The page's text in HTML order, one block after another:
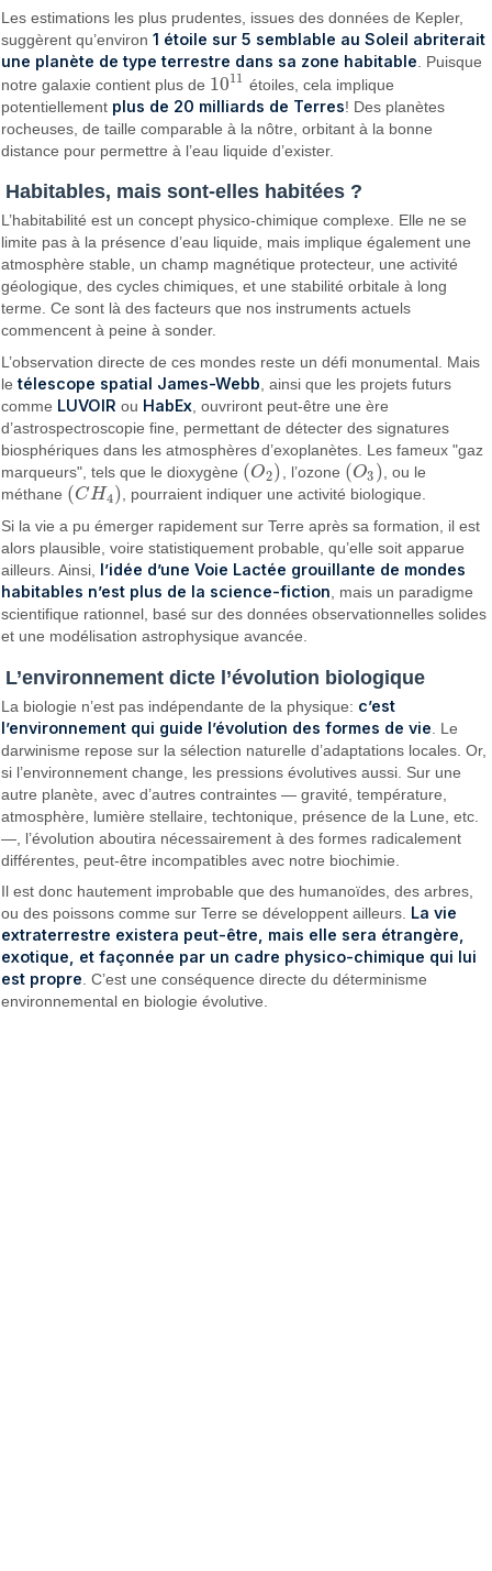
Les estimations les plus prudentes, issues des données de Kepler,
suggèrent qu’environ1 étoile sur 5 semblable au Soleil abriterait
une planète de type terrestre dans sa zone habitable . Puisque
notre galaxie contient plus de 1011
1011 étoiles, cela implique
potentiellement plus de 20 milliards de Terres! Des planètes
rocheuses, de taille comparable à la nôtre, orbitant à la bonne
distance pour permettre à l’eau liquide d’exister.
Habitables, mais sont-elles habitées ?
L’habitabilité est un concept physico-chimique complexe. Elle ne se
limite pas à la présence d’eau liquide, mais implique également une
atmosphère stable, un champ magnétique protecteur, une activité
géologique, des cycles chimiques, et une stabilité orbitale à long
terme. Ce sont là des facteurs que nos instruments actuels
commencent à peine à sonder.
L’observation directe de ces mondes reste un défi monumental. Mais
letélescope spatial James-Webb , ainsi que les projets futurs
comme LUVOIR ou HabEx , ouvriront peut-être une ère
d’astrospectroscopie fine, permettant de détecter des signatures
biosphériques dans les atmosphères d’exoplanètes. Les fameux "gaz
marqueurs", tels que le dioxygène (O2)
( O2) , l’ozone (O3 )
( O3)
, ou le
méthane (CH4)
( CH4)
, pourraient indiquer une activité biologique.
Si la vie a pu émerger rapidement sur Terre après sa formation, il est
alors plausible, voire statistiquement probable, qu’elle soit apparue
ailleurs. Ainsi, l’idée d’une Voie Lactée grouillante de mondes
habitables n’est plus de la science-fiction, mais un paradigme
scientifique rationnel, basé sur des données observationnelles solides
et une modélisation astrophysique avancée.
L’environnement dicte l’évolution biologique
La biologie n’est pas indépendante de la physique: c’est
l’environnement qui guide l’évolution des formes de vie . Le
darwinisme repose sur la sélection naturelle d’adaptations locales. Or,
si l’environnement change, les pressions évolutives aussi. Sur une
autre planète, avec d’autres contraintes — gravité, température,
atmosphère, lumière stellaire, techtonique, présence de la Lune, etc.
—, l’évolution aboutira nécessairement à des formes radicalement
différentes, peut-être incompatibles avec notre biochimie.
Il est donc hautement improbable que des humanoïdes, des arbres,
ou des poissons comme sur Terre se développent ailleurs. La vie
extraterrestre existera peut-être, mais elle sera étrangère,
exotique, et façonnée par un cadre physico-chimique qui lui
est propre. C’est une conséquence directe du déterminisme
environnemental en biologie évolutive.